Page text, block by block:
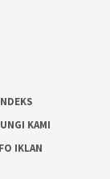
KAMI
IKLAN